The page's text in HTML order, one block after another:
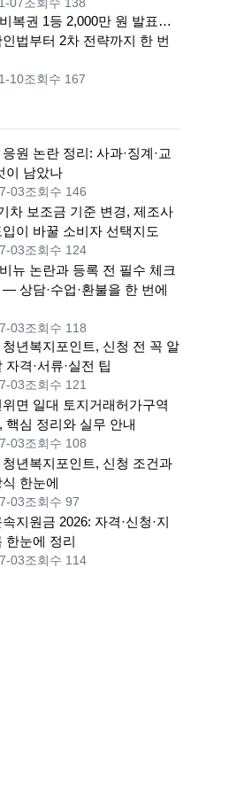
07조회수 138
복권 1등 2,000만 원 발표…
법부터 2차 전략까지 한 번
10조회수 167
원 논란 정리: 사과·징계·교
이 남았나
03조회수 146
차 보조금 기준 변경, 제조사
이 바꿀 소비자 선택지도
03조회수 124
뉴 논란과 등록 전 필수 체크
상담·수업·환불을 한 번에
03조회수 118
청년복지포인트, 신청 전 꼭 알
자격·서류·실전 팁
03조회수 121
면 일대 토지거래허가구역
핵심 정리와 실무 안내
03조회수 108
청년복지포인트, 신청 조건과
한눈에
03조회수 97
지원금 2026: 자격·신청·지
한눈에 정리
03조회수 114